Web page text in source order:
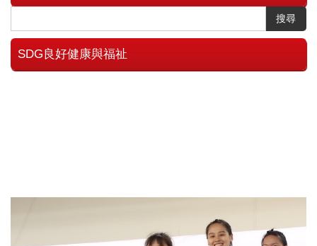
搜尋
SDG良好健康與福祉